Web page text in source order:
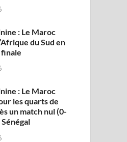
: Le Maroc
du Sud en
: Le Maroc
les quarts de
un match nul (0-